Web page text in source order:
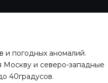
и погодных аномалий.
Москву и северо-западные
40градусов.